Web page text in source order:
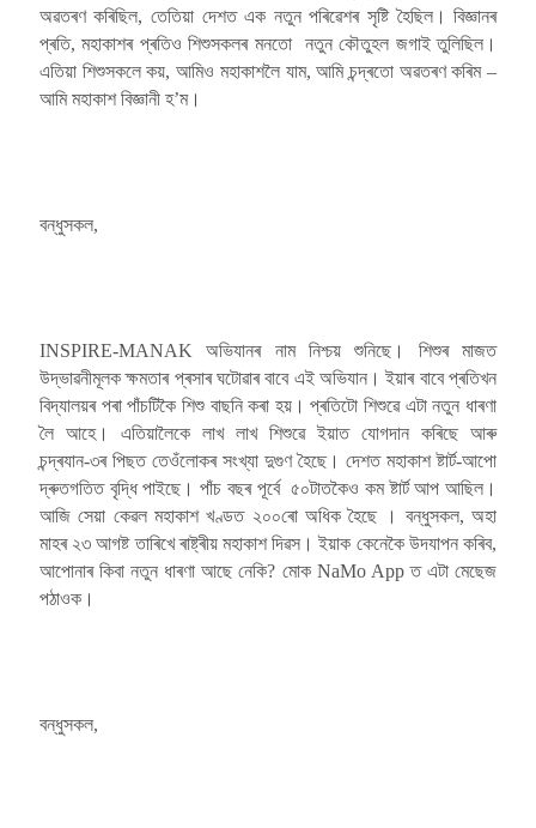
অৱতৰণ কৰিছিল, তেতিয়া দেশত এক নতুন পৰিৱেশৰ সৃষ্টি হৈছিল। বিজ্ঞানৰ
প্ৰতি, মহাকাশৰ প্ৰতিও শিশুসকলৰ মনতো নতুন কৌতুহল জগাই তুলিছিল।
এতিয়া শিশুসকলে কয়, আমিও মহাকাশলৈ যাম, আমি চন্দ্ৰতো অৱতৰণ কৰিম –
আমি মহাকাশ বিজ্ঞানী হ’ম।
বন্ধুসকল,
INSPIRE-MANAK অভিযানৰ নাম নিশ্চয় শুনিছে। শিশুৰ মাজত
উদ্ভাৱনীমূলক ক্ষমতাৰ প্ৰসাৰ ঘটোৱাৰ বাবে এই অভিযান। ইয়াৰ বাবে প্ৰতিখন
বিদ্যালয়ৰ পৰা পাঁচটিকৈ শিশু বাছনি কৰা হয়। প্ৰতিটো শিশুৱে এটা নতুন ধাৰণা
লৈ আহে। এতিয়ালৈকে লাখ লাখ শিশুৱে ইয়াত যোগদান কৰিছে আৰু
চন্দ্ৰযান-৩ৰ পিছত তেওঁলোকৰ সংখ্যা দুগুণ হৈছে। দেশত মহাকাশ ষ্টাৰ্ট-আপো
দ্ৰুতগতিত বৃদ্ধি পাইছে। পাঁচ বছৰ পূৰ্বে ৫০টাতকৈও কম ষ্টাৰ্ট আপ আছিল।
আজি সেয়া কেৱল মহাকাশ খণ্ডত ২০০ৰো অধিক হৈছে । বন্ধুসকল, অহা
মাহৰ ২৩ আগষ্ট তাৰিখে ৰাষ্ট্ৰীয় মহাকাশ দিৱস। ইয়াক কেনেকৈ উদযাপন কৰিব,
আপোনাৰ কিবা নতুন ধাৰণা আছে নেকি? মোক NaMo App ত এটা মেছেজ
পঠাওক।
বন্ধুসকল,